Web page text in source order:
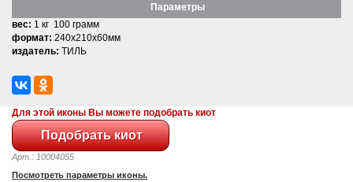
Параметры
вес: 1 кг 100 грамм
формат: 240x210x60мм
издатель: ТИЛЬ
Для этой иконы Вы можете подобрать киот
Арт.: 10004055
Посмотреть параметры иконы.